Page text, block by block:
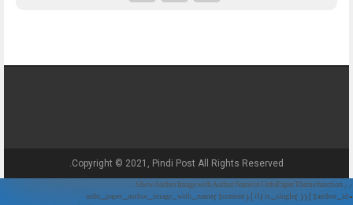
Copyright © 2021, Pindi Post All Rights Reserved.
// Show Author Image with Author Name in UrduPaper Theme function
urdu_paper_author_image_with_name($content) { if (is_single()) { $author_id =